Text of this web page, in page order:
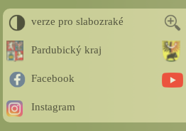
verze pro slabozraké
Pardubický kraj
Facebook
Instagram